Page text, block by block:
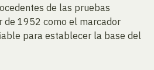
de las pruebas
de 1952 como el marcador
para establecer la base del